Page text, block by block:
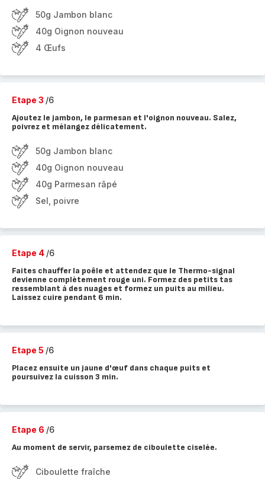
50g Jambon blanc
40g Oignon nouveau
4 Œufs
Etape 3 /6
Ajoutez le jambon, le parmesan et l'oignon nouveau. Salez,
poivrez et mélangez délicatement.
50g Jambon blanc
40g Oignon nouveau
40g Parmesan râpé
Sel, poivre
Etape 4 /6
Faites chauffer la poêle et attendez que le Thermo-signal
devienne complètement rouge uni. Formez des petits tas
ressemblant à des nuages et formez un puits au milieu.
Laissez cuire pendant 6 min.
Etape 5 /6
Placez ensuite un jaune d'œuf dans chaque puits et
poursuivez la cuisson 3 min.
Etape 6 /6
Au moment de servir, parsemez de ciboulette ciselée.
Ciboulette fraîche